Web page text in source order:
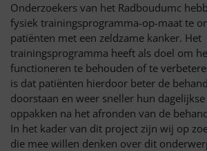
Onderzoekers van het Radboudumc
fysiek trainingsprogramma-op-maat te
patiënten met een zeldzame kanker. Het
trainingsprogramma heeft als doel om
functioneren te behouden of te
is dat patiënten hierdoor beter de
doorstaan en weer sneller hun
oppakken na het afronden van de
In het kader van dit project zijn wij op
die mee willen denken over dit